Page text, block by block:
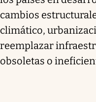
cambios
climático,
reemplazar
obsoletas o